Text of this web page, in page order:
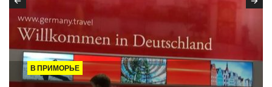
В ПРИМОРЬЕ